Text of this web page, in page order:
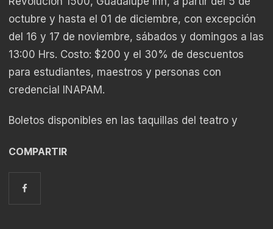
octubre y hasta el 01 de diciembre, con excepción
del 16 y 17 de noviembre, sábados y domingos a las
13:00 Hrs. Costo: $200 y el 30% de descuentos
para estudiantes, maestros y personas con
credencial INAPAM.
Boletos disponibles en las taquillas del teatro y
COMPARTIR